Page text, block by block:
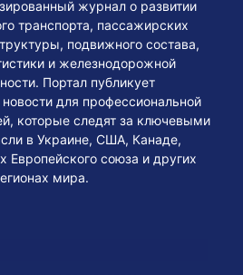
журнал о развитии
транспорта, пассажирских
подвижного состава,
и железнодорожной
Портал публикует
для профессиональной
которые следят за ключевыми
в Украине, США, Канаде,
Европейского союза и других
мира.